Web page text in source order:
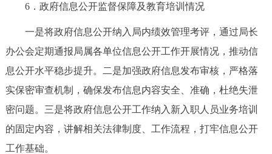
6．政府信息公开监督保障及教育培训情况
一是将政府信息公开纳入局内绩效管理考评，通过局长
办公会定期通报局属各单位信息公开工作开展情况，推动信
息公开水平稳步提升。二是加强政府信息发布审核，严格落
实保密审查机制，确保发布信息内容安全、准确，杜绝失泄
密问题。三是将政府信息公开工作纳入新入职人员业务培训
的固定内容，讲解相关法律制度、工作流程，打牢信息公开
工作基础。